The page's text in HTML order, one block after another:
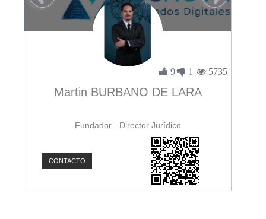
9 1 5735
Martin BURBANO DE LARA
Fundador - Director Jurídico
CONTACTO